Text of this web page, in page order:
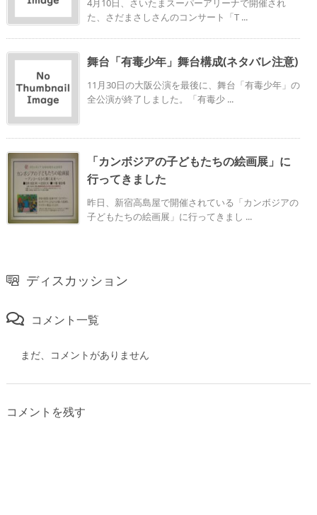
4月10日、さいたまスーパーアリーナで開催され
た、さだまさしさんのコンサート「T ...
舞台「有毒少年」舞台構成(ネタバレ注意)
11月30日の大阪公演を最後に、舞台「有毒少年」の
全公演が終了しました。「有毒少 ...
「カンボジアの子どもたちの絵画展」に
行ってきました
昨日、新宿高島屋で開催されている「カンボジアの
子どもたちの絵画展」に行ってきまし ...
ディスカッション
コメント一覧
まだ、コメントがありません
コメントを残す